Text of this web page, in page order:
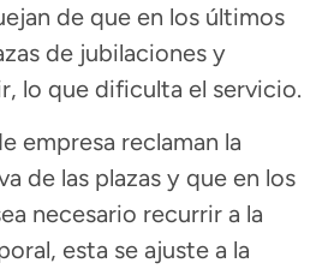
de que en los últimos
de jubilaciones y
lo que dificulta el servicio.
empresa reclaman la
de las plazas y que en los
necesario recurrir a la
esta se ajuste a la